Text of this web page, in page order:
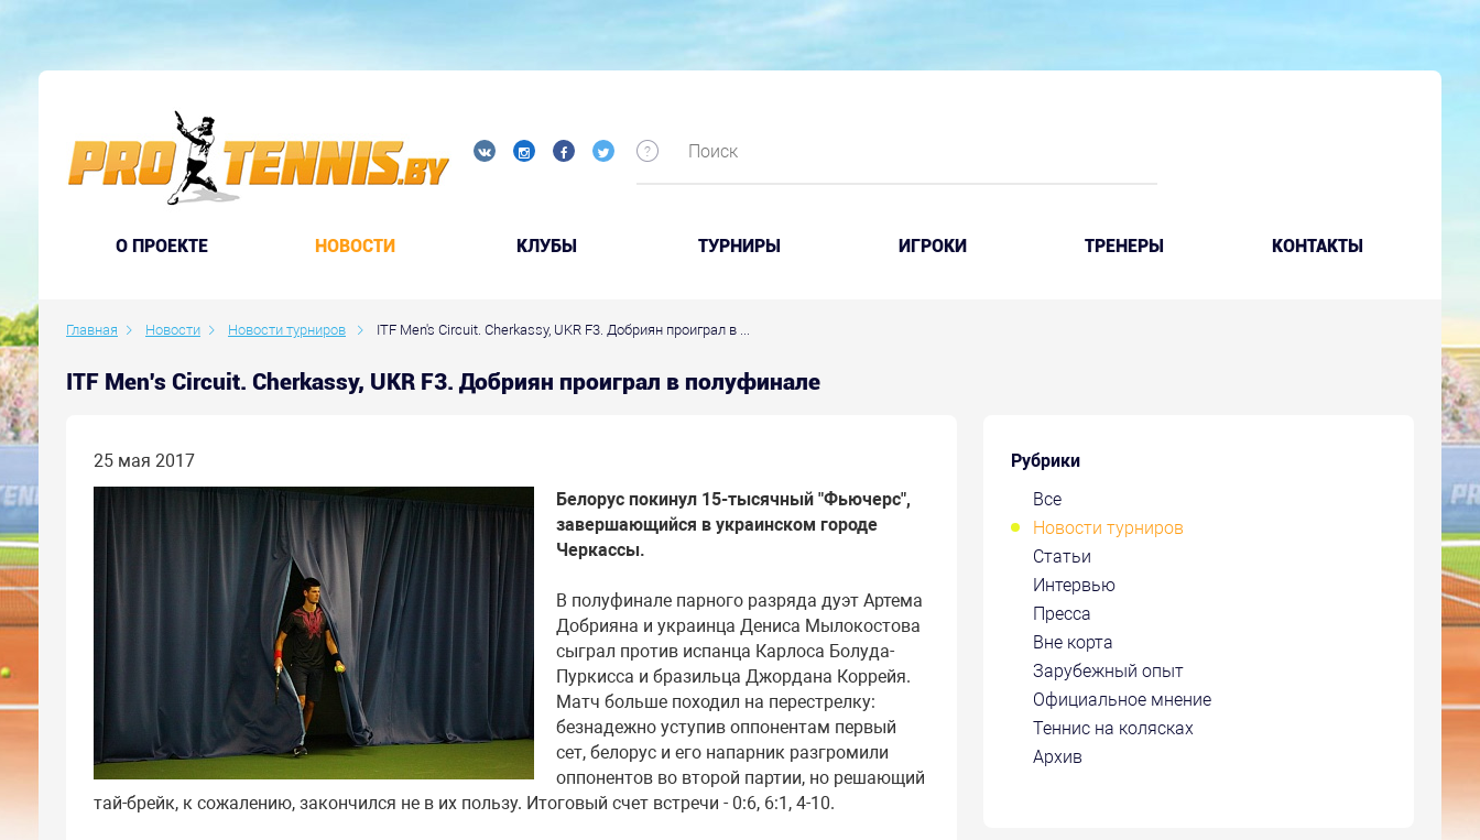
O ПРОЕКТЕ НОВОСТИ КЛУБЫ ТУРНИРЫ ИГРОКИ ТРЕНЕРЫ КОНТАКТЫ
Главная Новости Новости турниров ITF Men's Circuit. Cherkassy, UKR F3. Добриян проиграл в ...
ITF Men's Circuit. Cherkassy, UKR F3. Добриян проиграл в полуфинале
Рубрики
Все
Новости турниров
Статьи
Интервью
Пресса
Вне корта
Зарубежный опыт
Официальное мнение
Теннис на колясках
Архив
25 мая 2017
Белорус покинул 15-тысячный "Фьючерс",
завершающийся в украинском городе
Черкассы.
В полуфинале парного разряда дуэт Артема
Добрияна и украинца Дениса Мылокостова
сыграл против испанца Карлоса Болуда-
Пуркисса и бразильца Джордана Коррейя.
Матч больше походил на перестрелку:
безнадежно уступив оппонентам первый
сет, белорус и его напарник разгромили
оппонентов во второй партии, но решающий
тай-брейк, к сожалению, закончился не в их пользу. Итоговый счет встречи - 0:6, 6:1, 4-10.